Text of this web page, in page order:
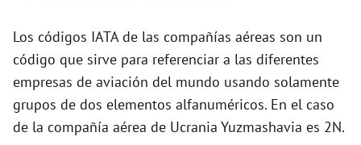
d
e
o
Los códigos IATA de las compañías aéreas son un
código que sirve para referenciar a las diferentes
empresas de aviación del mundo usando solamente
grupos de dos elementos alfanuméricos. En el caso
de la compañía aérea de Ucrania Yuzmashavia es 2N.